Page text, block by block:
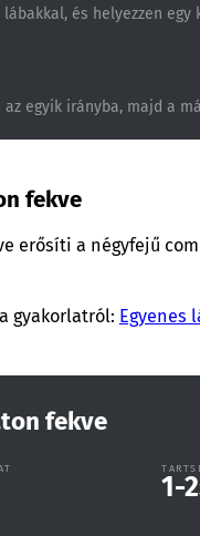
és helyezzen
egyik irányba, majd a
fekve
erősíti a négyfejű
gyakorlatról: Egyenes
fekve
1-2